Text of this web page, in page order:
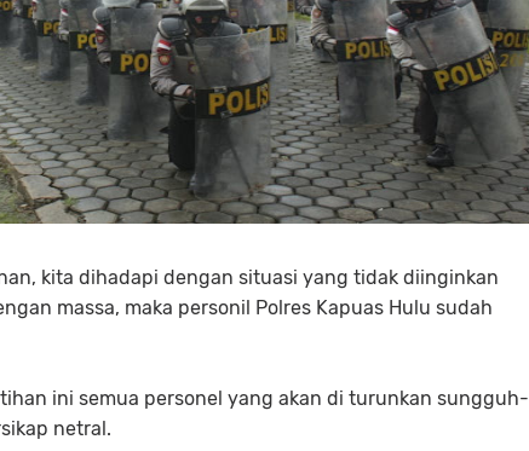
kita dihadapi dengan situasi yang tidak diinginkan
massa, maka personil Polres Kapuas Hulu sudah
ini semua personel yang akan di turunkan sungguh-
netral.